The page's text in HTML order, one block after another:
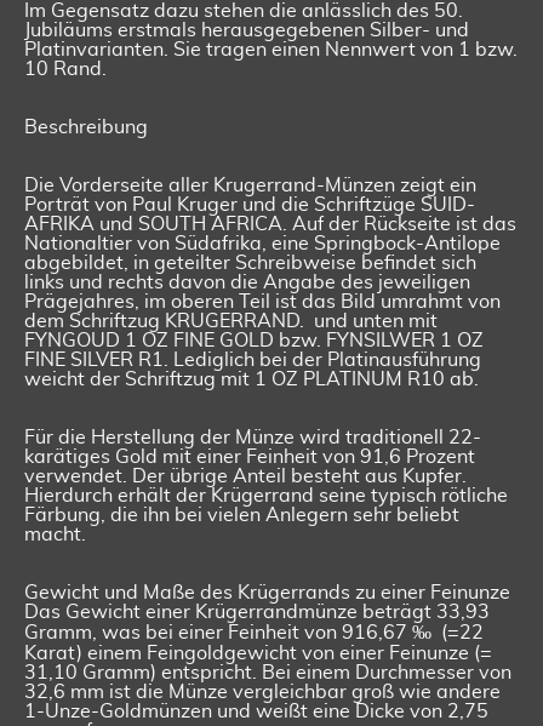
Im Gegensatz dazu stehen die anlässlich des 50.
Jubiläums erstmals herausgegebenen Silber- und
Platinvarianten. Sie tragen einen Nennwert von 1 bzw.
10 Rand.
Beschreibung
Die Vorderseite aller Krugerrand-Münzen zeigt ein
Porträt von Paul Kruger und die Schriftzüge SUID-
AFRIKA und SOUTH AFRICA. Auf der Rückseite ist das
Nationaltier von Südafrika, eine Springbock-Antilope
abgebildet, in geteilter Schreibweise befindet sich
links und rechts davon die Angabe des jeweiligen
Prägejahres, im oberen Teil ist das Bild umrahmt von
dem Schriftzug KRUGERRAND. und unten mit
FYNGOUD 1 OZ FINE GOLD bzw. FYNSILWER 1 OZ
FINE SILVER R1. Lediglich bei der Platinausführung
weicht der Schriftzug mit 1 OZ PLATINUM R10 ab.
Für die Herstellung der Münze wird traditionell 22-
karätiges Gold mit einer Feinheit von 91,6 Prozent
verwendet. Der übrige Anteil besteht aus Kupfer.
Hierdurch erhält der Krügerrand seine typisch rötliche
Färbung, die ihn bei vielen Anlegern sehr beliebt
macht.
Gewicht und Maße des Krügerrands zu einer Feinunze
Das Gewicht einer Krügerrandmünze beträgt 33,93
Gramm, was bei einer Feinheit von 916,67 ‰ (=22
Karat) einem Feingoldgewicht von einer Feinunze (=
31,10 Gramm) entspricht. Bei einem Durchmesser von
32,6 mm ist die Münze vergleichbar groß wie andere
1-Unze-Goldmünzen und weißt eine Dicke von 2,75